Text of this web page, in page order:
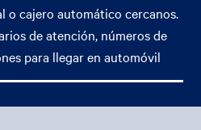
100
View details
o cajero automático cercanos.
de atención, números de
para llegar en automóvil